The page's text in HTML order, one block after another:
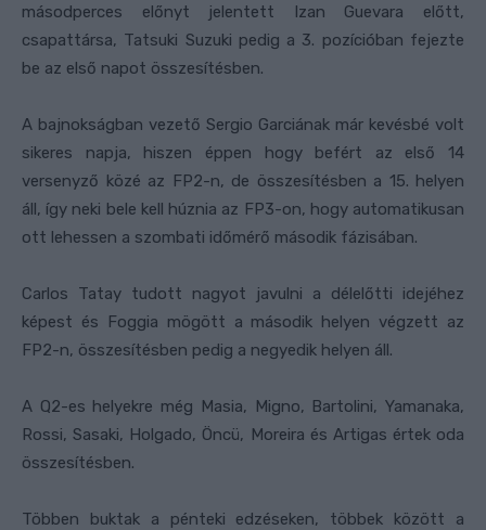
másodperces előnyt jelentett Izan Guevara előtt,
csapattársa, Tatsuki Suzuki pedig a 3. pozícióban fejezte
be az első napot összesítésben.
A bajnokságban vezető Sergio Garciának már kevésbé volt
sikeres napja, hiszen éppen hogy befért az első 14
versenyző közé az FP2-n, de összesítésben a 15. helyen
áll, így neki bele kell húznia az FP3-on, hogy automatikusan
ott lehessen a szombati időmérő második fázisában.
Carlos Tatay tudott nagyot javulni a délelőtti idejéhez
képest és Foggia mögött a második helyen végzett az
FP2-n, összesítésben pedig a negyedik helyen áll.
A Q2-es helyekre még Masia, Migno, Bartolini, Yamanaka,
Rossi, Sasaki, Holgado, Öncü, Moreira és Artigas értek oda
összesítésben.
Többen buktak a pénteki edzéseken, többek között a